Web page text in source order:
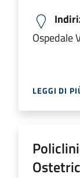
Ospedale
LEGGI DI